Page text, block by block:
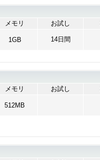
メモリ お試し
1GB 14日間
メモリ お試し
512MB